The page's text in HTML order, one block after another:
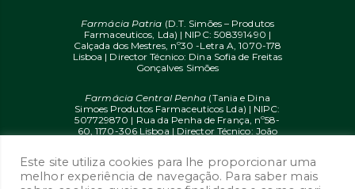
Farmácia Patria (D.T. Simões – Produtos
Farmaceuticos, Lda) | NIPC: 508391490 |
Calçada dos Mestres, nº30 -Letra A, 1070-178
Lisboa | Director Técnico: Dina Sofia de Freitas
Gonçalves Simões
Farmácia Central Penha (Tania e Dina
Simoes Produtos Farmaceuticos Lda) | NIPC:
507729870 | Rua da Penha de França, nº58-
60, 1170-306 Lisboa | Director Técnico: João
© 2020 farmaciaon.pt | Design and
Development: iupi.agencyby Dual Up
Este site utiliza cookies para lhe proporcionar uma
melhor experiência de navegação. Para saber mais